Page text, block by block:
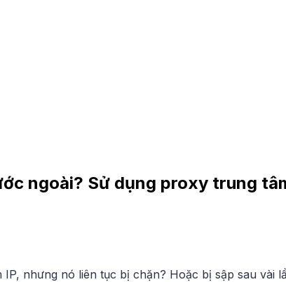
ngoài? Sử dụng proxy trung
nhưng nó liên tục bị chặn? Hoặc bị sập sau vài